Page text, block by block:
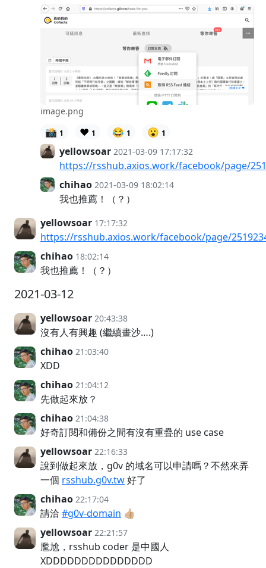
image.png
📸 1 ❤️ 1 😂 1 😮 1
yellowsoar 2021-03-09 17:17:32
https://rsshub.axios.work/facebook/page/
chihao 2021-03-09 18:02:14
我也推薦！（？）
yellowsoar 17:17:32
https://rsshub.axios.work/facebook/page/
chihao 18:02:14
我也推薦！（？）
2021-03-12
yellowsoar 20:43:38
沒有人有興趣 (繼續畫沙….)
chihao 21:03:40
XDD
chihao 21:04:12
先做起來放？
chihao 21:04:38
好奇訂閱和備份之間有沒有重疊的 use case
yellowsoar 22:16:33
說到做起來放，g0v 的域名可以申請嗎？不然來弄
一個 rsshub.g0v.tw好了
chihao 22:17:04
請洽 #g0v-domain 👍🏼
yellowsoar 22:21:57
尷尬，rsshub coder 是中國人
XDDDDDDDDDDDDDDD